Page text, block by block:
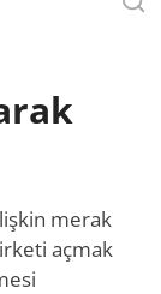
merak
açmak